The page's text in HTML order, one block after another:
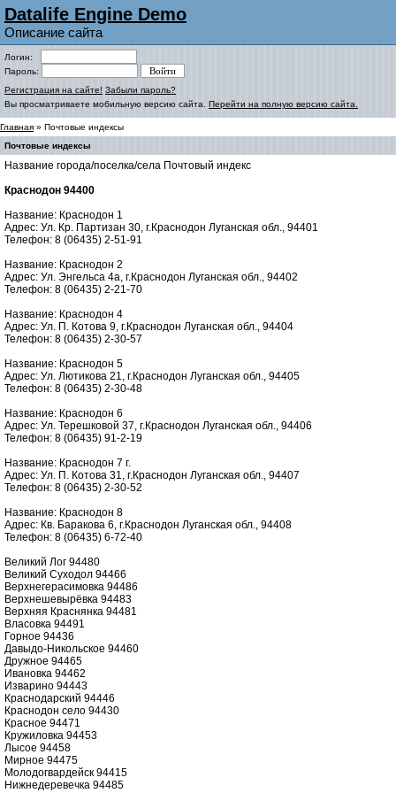
Datalife Engine Demo
Описание сайта
Логин:
Пароль:
Регистрация на сайте! Забыли пароль?
Вы просматриваете мобильную версию сайта. Перейти на полную версию сайта.
Главная » Почтовые индексы
Почтовые индексы
Название города/поселка/села Почтовый индекс
Краснодон 94400
Название: Краснодон 1
Адрес: Ул. Кр. Партизан 30, г.Краснодон Луганская обл., 94401
Телефон: 8 (06435) 2-51-91
Название: Краснодон 2
Адрес: Ул. Энгельса 4а, г.Краснодон Луганская обл., 94402
Телефон: 8 (06435) 2-21-70
Название: Краснодон 4
Адрес: Ул. П. Котова 9, г.Краснодон Луганская обл., 94404
Телефон: 8 (06435) 2-30-57
Название: Краснодон 5
Адрес: Ул. Лютикова 21, г.Краснодон Луганская обл., 94405
Телефон: 8 (06435) 2-30-48
Название: Краснодон 6
Адрес: Ул. Терешковой 37, г.Краснодон Луганская обл., 94406
Телефон: 8 (06435) 91-2-19
Название: Краснодон 7 г.
Адрес: Ул. П. Котова 31, г.Краснодон Луганская обл., 94407
Телефон: 8 (06435) 2-30-52
Название: Краснодон 8
Адрес: Кв. Баракова 6, г.Краснодон Луганская обл., 94408
Телефон: 8 (06435) 6-72-40
Великий Лог 94480
Великий Суходол 94466
Верхнегерасимовка 94486
Верхнешевырёвка 94483
Верхняя Краснянка 94481
Власовка 94491
Горное 94436
Давыдо-Никольское 94460
Дружное 94465
Ивановка 94462
Изварино 94443
Краснодарский 94446
Краснодон село 94430
Красное 94471
Кружиловка 94453
Лысое 94458
Мирное 94475
Молодогвардейск 94415
Нижнедеревечка 94485